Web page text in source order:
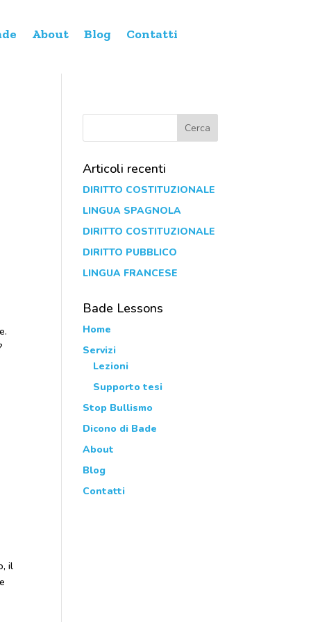
About Blog Contatti
il
Articoli recenti
DIRITTO COSTITUZIONALE
LINGUA SPAGNOLA
DIRITTO COSTITUZIONALE
DIRITTO PUBBLICO
LINGUA FRANCESE
Bade Lessons
Home
Servizi
Lezioni
Supporto tesi
Stop Bullismo
Dicono di Bade
About
Blog
Contatti